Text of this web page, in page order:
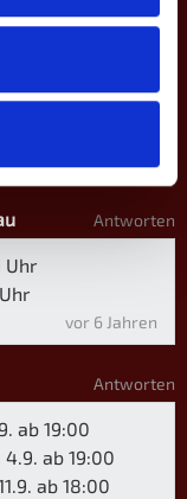
20.00 Uhr: E1
vor 6 Jahren
Uhr
Antworten
ab 19:00
4.9. ab 19:00
ab 18:00
Antworten